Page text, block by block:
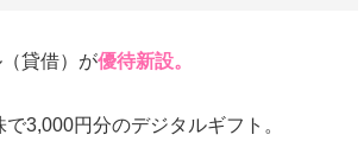
貸借）が優待新設。
3,000円分のデジタルギフト。